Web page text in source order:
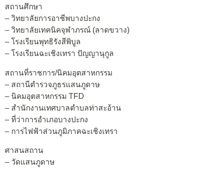
สถานศึกษา
– วิทยาลัยการอาชีพบางปะกง
– วิทยาลัยเทคนิคจุฬาภรณ์ (ลาดขวาง)
– โรงเรียนพุทธิรังสีพิบูล
– โรงเรียนฉะเชิงเทรา ปัญญานุกูล
สถานที่ราชการ/นิคมอุตสาหกรรม
– สถานีตำรวจภูธรแสนภูดาษ
– นิคมอุตสาหกรรม TFD
– สำนักงานเทศบาลตำบลท่าสะอ้าน
– ที่ว่าการอำเภอบางปะกง
– การไฟฟ้าส่วนภูมิภาคฉะเชิงเทรา
ศาสนสถาน
– วัดแสนภูดาษ